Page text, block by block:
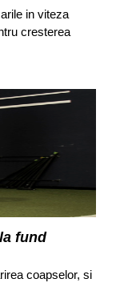
in viteza
cresterea
fund
coapselor, si